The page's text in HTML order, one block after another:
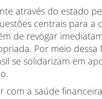
através do estado
centrais para a
de revogar
Por meio dessa
se solidarizam em
com a saúde